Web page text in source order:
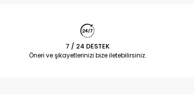
7 / 24 DESTEK
Öneri ve şikayetlerinizi bize iletebilirsiniz.